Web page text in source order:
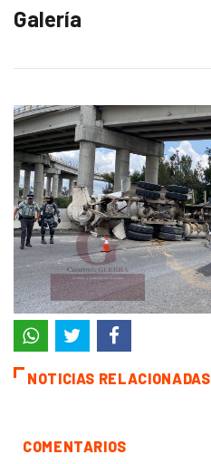
Galería
NOTICIAS RELACIONADAS
COMENTARIOS